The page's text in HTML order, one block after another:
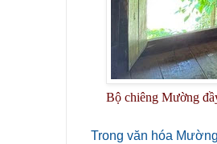
Bộ chiêng Mường
Trong văn hóa